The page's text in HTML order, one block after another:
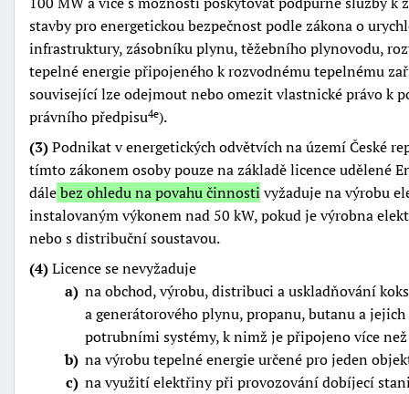
stavby pro energetickou bezpečnost podle zákona o
infrastruktury, zásobníku plynu, těžebního plynovodu,
tepelné energie připojeného k rozvodnému tepelnému
související lze odejmout nebo omezit vlastnické právo k
právního předpisu4e).
(3)Podnikat v energetických odvětvích na území České
tímto zákonem osoby pouze na základě licence udělené
dálebez ohledu na povahu činnosti vyžaduje na výrobu
instalovaným výkonem nad 50 kW, pokud je výrobna
nebo s distribuční soustavou.
(4)Licence se nevyžaduje
a na obchod, výrobu, distribuci a uskladňování
a generátorového plynu, propanu, butanu a
potrubními systémy, k nimž je připojeno více
b na výrobu tepelné energie určené pro jeden
c na využití elektřiny při provozování dobíjecí